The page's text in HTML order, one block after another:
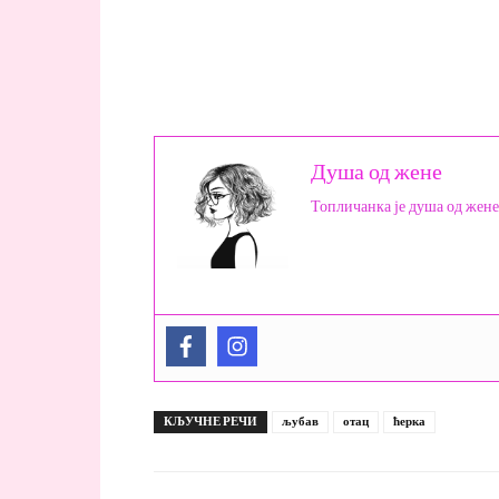
Душа од жене
Топличанка је душа од
КЉУЧНЕ РЕЧИ љубав отац ћерка